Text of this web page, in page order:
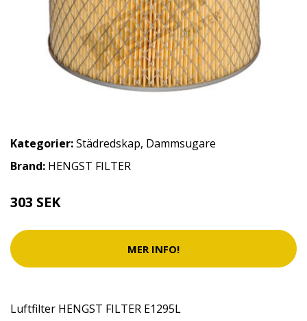
Kategorier:Städredskap, Dammsugare
Brand: HENGST FILTER
303 SEK
MER INFO!
Luftfilter HENGST FILTER E1295L